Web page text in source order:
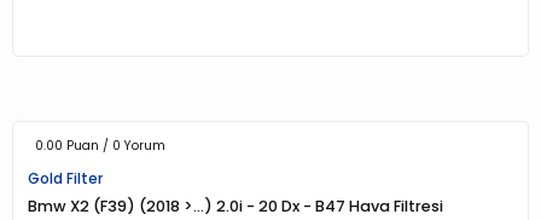
0.00 Puan / 0 Yorum
Gold Filter
Bmw X2 (F39) (2018 >…) 2.0i - 20 Dx - B47 Hava Filtresi